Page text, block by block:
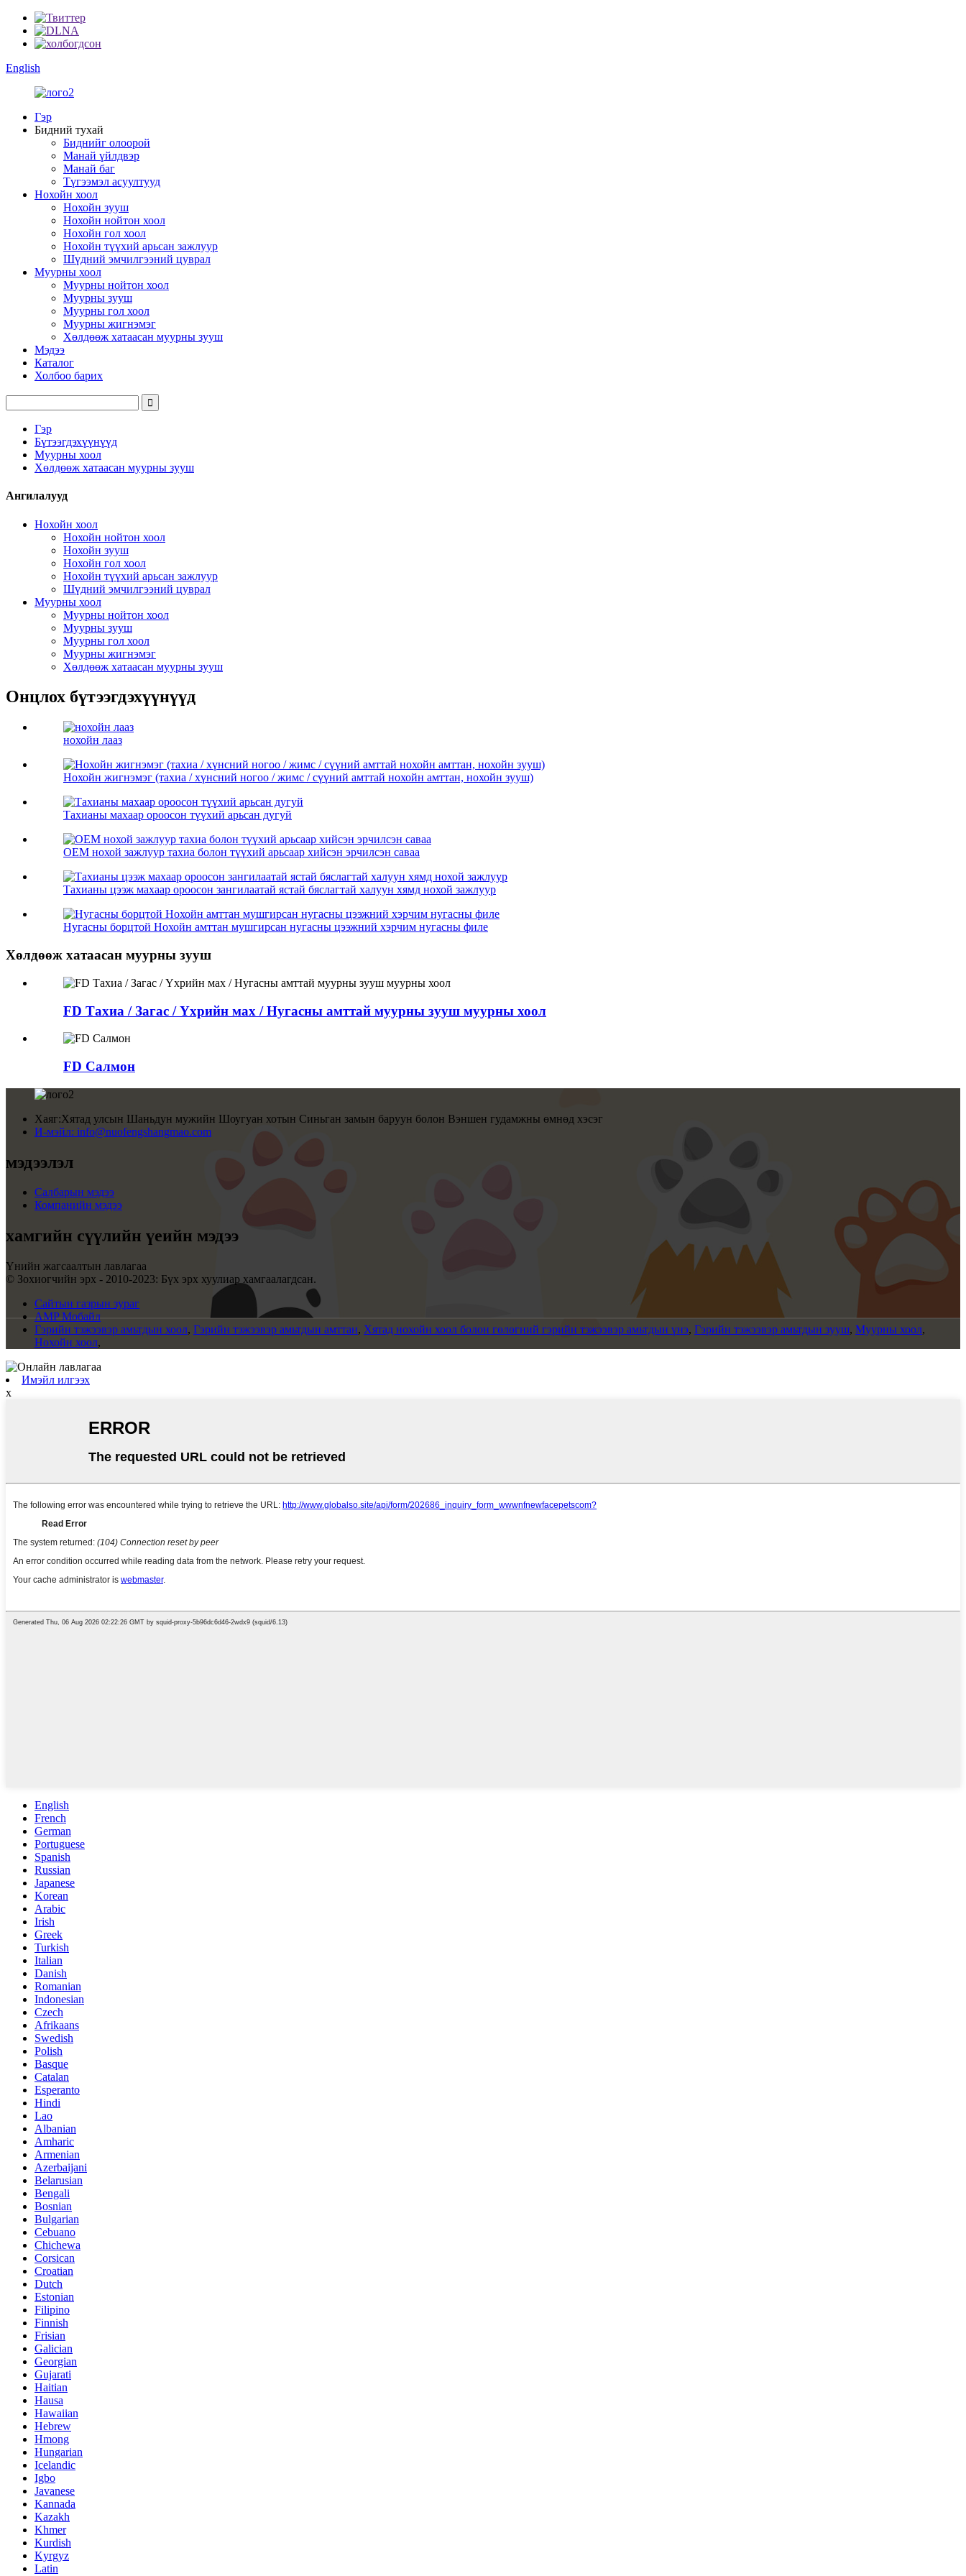
English
Гэр
Бидний тухай
Биднийг олоорой
Манай үйлдвэр
Манай баг
Түгээмэл асуултууд
Нохойн хоол
Нохойн зууш
Нохойн нойтон хоол
Нохойн гол хоол
Нохойн түүхий арьсан зажлуур
Шүдний эмчилгээний цуврал
Муурны хоол
Муурны нойтон хоол
Муурны зууш
Муурны гол хоол
Муурны жигнэмэг
Хөлдөөж хатаасан муурны зууш
Мэдээ
Каталог
Холбоо барих
Гэр
Бүтээгдэхүүнүүд
Муурны хоол
Хөлдөөж хатаасан муурны зууш
Ангилалууд
Нохойн хоол
Нохойн нойтон хоол
Нохойн зууш
Нохойн гол хоол
Нохойн түүхий арьсан зажлуур
Шүдний эмчилгээний цуврал
Муурны хоол
Муурны нойтон хоол
Муурны зууш
Муурны гол хоол
Муурны жигнэмэг
Хөлдөөж хатаасан муурны зууш
Онцлох бүтээгдэхүүнүүд
нохойн лааз
Нохойн жигнэмэг (тахиа / хүнсний ногоо / жимс / сүүний амттай нохойн амттан, нохойн зууш)
Тахианы махаар ороосон түүхий арьсан дугуй
OEM нохой зажлуур тахиа болон түүхий арьсаар хийсэн эрчилсэн саваа
Тахианы цээж махаар ороосон зангилаатай ястай бяслагтай халуун хямд нохой зажлуур
Нугасны борцтой Нохойн амттан мушгирсан нугасны цээжний хэрчим нугасны филе
Хөлдөөж хатаасан муурны зууш
FD Тахиа / Загас / Үхрийн мах / Нугасны амттай муурны зууш муурны хоол
FD Салмон
Хаяг:Хятад улсын Шаньдун мужийн Шоугуан хотын Синьган замын баруун болон Вэншен гудамжны өмнөд хэсэг
И-мэйл: info@nuofengshangmao.com
мэдээлэл
Салбарын мэдээ
Компанийн мэдээ
хамгийн сүүлийн үеийн мэдээ
Үнийн жагсаалтын лавлагаа
© Зохиогчийн эрх - 2010-2023: Бүх эрх хуулиар хамгаалагдсан.
Сайтын газрын зураг
AMP Мобайл
Гэрийн тэжээвэр амьтдын хоол, Гэрийн тэжээвэр амьтдын амттан, Хятад нохойн хоол болон гөлөгний гэрийн тэжээвэр амьтдын үнэ, Гэрийн тэжээвэр амьтдын зууш, Муурны хоол,
Нохойн хоол,
Имэйл илгээх
x
English
French
German
Portuguese
Spanish
Russian
Japanese
Korean
Arabic
Irish
Greek
Turkish
Italian
Danish
Romanian
Indonesian
Czech
Afrikaans
Swedish
Polish
Basque
Catalan
Esperanto
Hindi
Lao
Albanian
Amharic
Armenian
Azerbaijani
Belarusian
Bengali
Bosnian
Bulgarian
Cebuano
Chichewa
Corsican
Croatian
Dutch
Estonian
Filipino
Finnish
Frisian
Galician
Georgian
Gujarati
Haitian
Hausa
Hawaiian
Hebrew
Hmong
Hungarian
Icelandic
Igbo
Javanese
Kannada
Kazakh
Khmer
Kurdish
Kyrgyz
Latin